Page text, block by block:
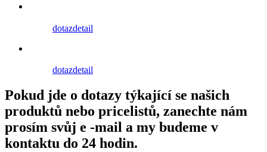
dotazdetail
dotazdetail
Pokud jde o dotazy týkající se našich
produktů nebo pricelistů, zanechte nám
prosím svůj e -mail a my budeme v
kontaktu do 24 hodin.